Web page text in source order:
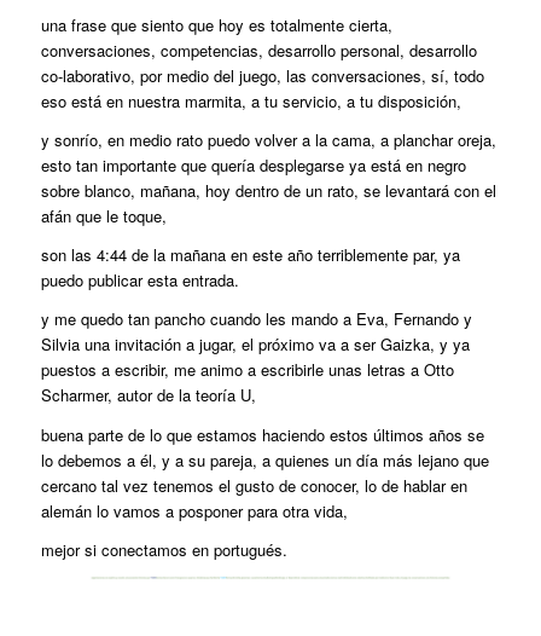
una frase que siento que hoy es totalmente cierta,
conversaciones, competencias, desarrollo personal, desarrollo
co-laborativo, por medio del juego, las conversaciones, sí, todo
eso está en nuestra marmita, a tu servicio, a tu disposición,
y sonrío, en medio rato puedo volver a la cama, a planchar oreja,
esto tan importante que quería desplegarse ya está en negro
sobre blanco, mañana, hoy dentro de un rato, se levantará con el
afán que le toque,
son las 4:44 de la mañana en este año terriblemente par, ya
puedo publicar esta entrada.
y me quedo tan pancho cuando les mando a Eva, Fernando y
Silvia una invitación a jugar, el próximo va a ser Gaizka, y ya
puestos a escribir, me animo a escribirle unas letras a Otto
Scharmer, autor de la teoría U,
buena parte de lo que estamos haciendo estos últimos años se
lo debemos a él, y a su pareja, a quienes un día más lejano que
cercano tal vez tenemos el gusto de conocer, lo de hablar en
alemán lo vamos a posponer para otra vida,
mejor si conectamos en portugués.